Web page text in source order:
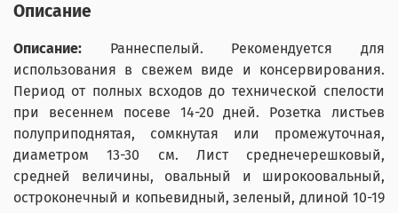
Описание
Описание: Раннеспелый. Рекомендуется для
использования в свежем виде и консервирования.
Период от полных всходов до технической спелости
при весеннем посеве 14-20 дней. Розетка листьев
полуприподнятая, сомкнутая или промежуточная,
диаметром 13-30 см. Лист среднечерешковый,
средней величины, овальный и широкоовальный,
остроконечный и копьевидный, зеленый, длиной 10-19